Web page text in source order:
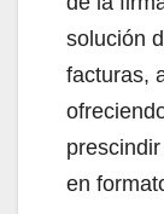
solución
facturas,
en